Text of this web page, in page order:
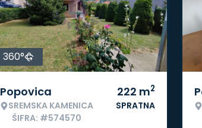
360°
Popovica
SREMSKA KAMENICA
ŠIFRA: #574570
222 m2
SPRATNA